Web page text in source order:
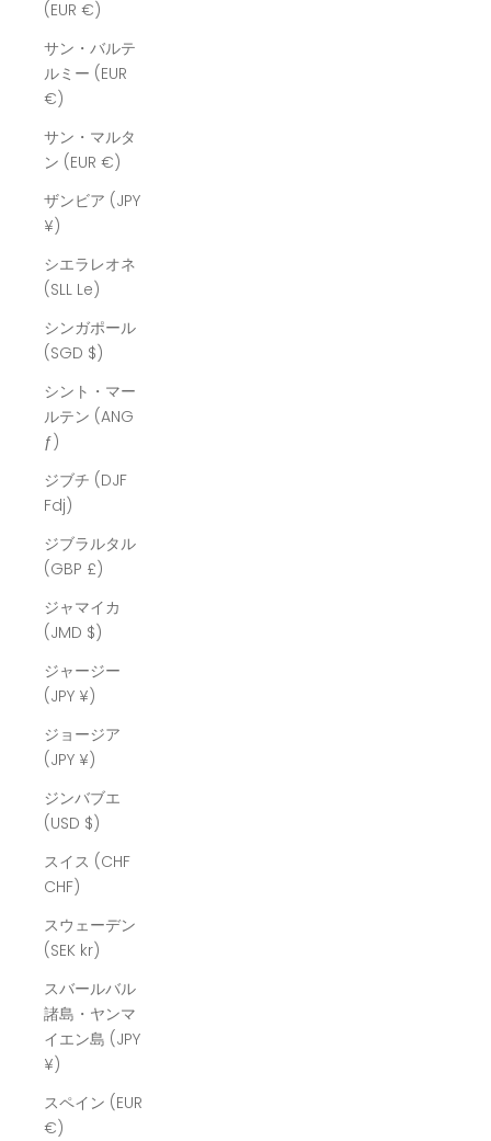
(EUR €)
サン・バルテ
ルミー (EUR
€)
サン・マルタ
ン (EUR €)
ザンビア (JPY
¥)
シエラレオネ
(SLL Le)
シンガポール
(SGD $)
シント・マー
ルテン (ANG
ƒ)
ジブチ (DJF
Fdj)
ジブラルタル
(GBP £)
ジャマイカ
(JMD $)
ジャージー
(JPY ¥)
ジョージア
(JPY ¥)
ジンバブエ
(USD $)
スイス (CHF
CHF)
スウェーデン
(SEK kr)
スバールバル
諸島・ヤンマ
イエン島 (JPY
¥)
スペイン (EUR
€)